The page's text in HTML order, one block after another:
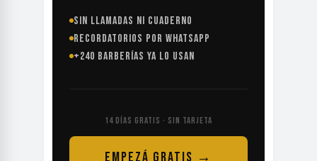
SIN LLAMADAS NI CUADERNO
RECORDATORIOS POR WHATSAPP
+240 BARBERÍAS YA LO USAN
14 DÍAS GRATIS · SIN TARJETA
EMPEZÁ GRATIS →